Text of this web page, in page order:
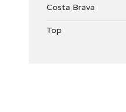
Costa Brava
Top